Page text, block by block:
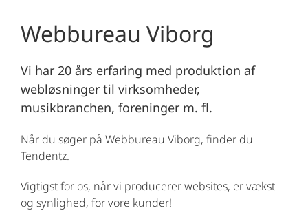
Webbureau Viborg
Vi har 20 års erfaring med produktion af
webløsninger til virksomheder,
musikbranchen, foreninger m. fl.
Når du søger på Webbureau Viborg, finder du
Tendentz.
Vigtigst for os, når vi producerer websites, er vækst
og synlighed, for vore kunder!